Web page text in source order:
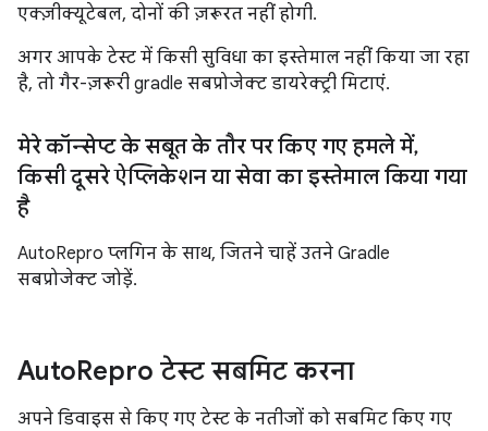
एक्ज़ीक्यूटेबल, दोनों की ज़रूरत नहीं होगी.
अगर आपके टेस्ट में किसी सुविधा का इस्तेमाल नहीं किया जा रहा
है, तो गैर-ज़रूरी gradle सबप्रोजेक्ट डायरेक्ट्री मिटाएं.
मेरे कॉन्सेप्ट के सबूत के तौर पर किए गए हमले में,
किसी दूसरे ऐप्लिकेशन या सेवा का इस्तेमाल किया गया
है
AutoRepro प्लगिन के साथ, जितने चाहें उतने Gradle
सबप्रोजेक्ट जोड़ें.
AutoRepro टेस्ट सबमिट करना
अपने डिवाइस से किए गए टेस्ट के नतीजों को सबमिट किए गए